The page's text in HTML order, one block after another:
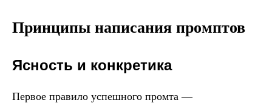
Принципы написания промптов
Ясность и конкретика
Первое правило успешного промта —